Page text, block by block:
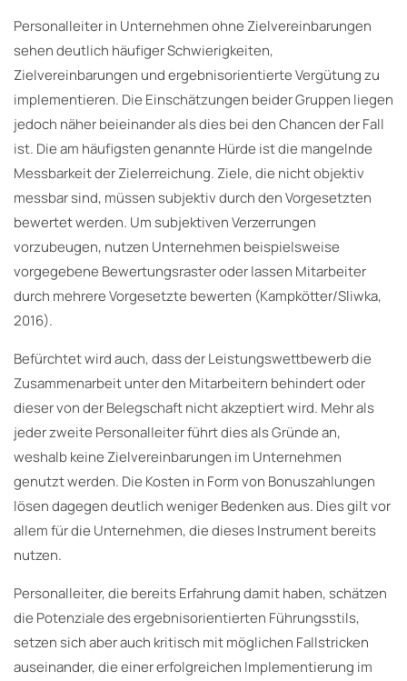
Personalleiter in Unternehmen ohne Zielvereinbarungen
sehen deutlich häufiger Schwierigkeiten,
Zielvereinbarungen und ergebnisorientierte Vergütung zu
implementieren. Die Einschätzungen beider Gruppen liegen
jedoch näher beieinander als dies bei den Chancen der Fall
ist. Die am häufigsten genannte Hürde ist die mangelnde
Messbarkeit der Zielerreichung. Ziele, die nicht objektiv
messbar sind, müssen subjektiv durch den Vorgesetzten
bewertet werden. Um subjektiven Verzerrungen
vorzubeugen, nutzen Unternehmen beispielsweise
vorgegebene Bewertungsraster oder lassen Mitarbeiter
durch mehrere Vorgesetzte bewerten (Kampkötter/Sliwka,
2016).
Befürchtet wird auch, dass der Leistungswettbewerb die
Zusammenarbeit unter den Mitarbeitern behindert oder
dieser von der Belegschaft nicht akzeptiert wird. Mehr als
jeder zweite Personalleiter führt dies als Gründe an,
weshalb keine Zielvereinbarungen im Unternehmen
genutzt werden. Die Kosten in Form von Bonuszahlungen
lösen dagegen deutlich weniger Bedenken aus. Dies gilt vor
allem für die Unternehmen, die dieses Instrument bereits
nutzen.
Personalleiter, die bereits Erfahrung damit haben, schätzen
die Potenziale des ergebnisorientierten Führungsstils,
setzen sich aber auch kritisch mit möglichen Fallstricken
auseinander, die einer erfolgreichen Implementierung im